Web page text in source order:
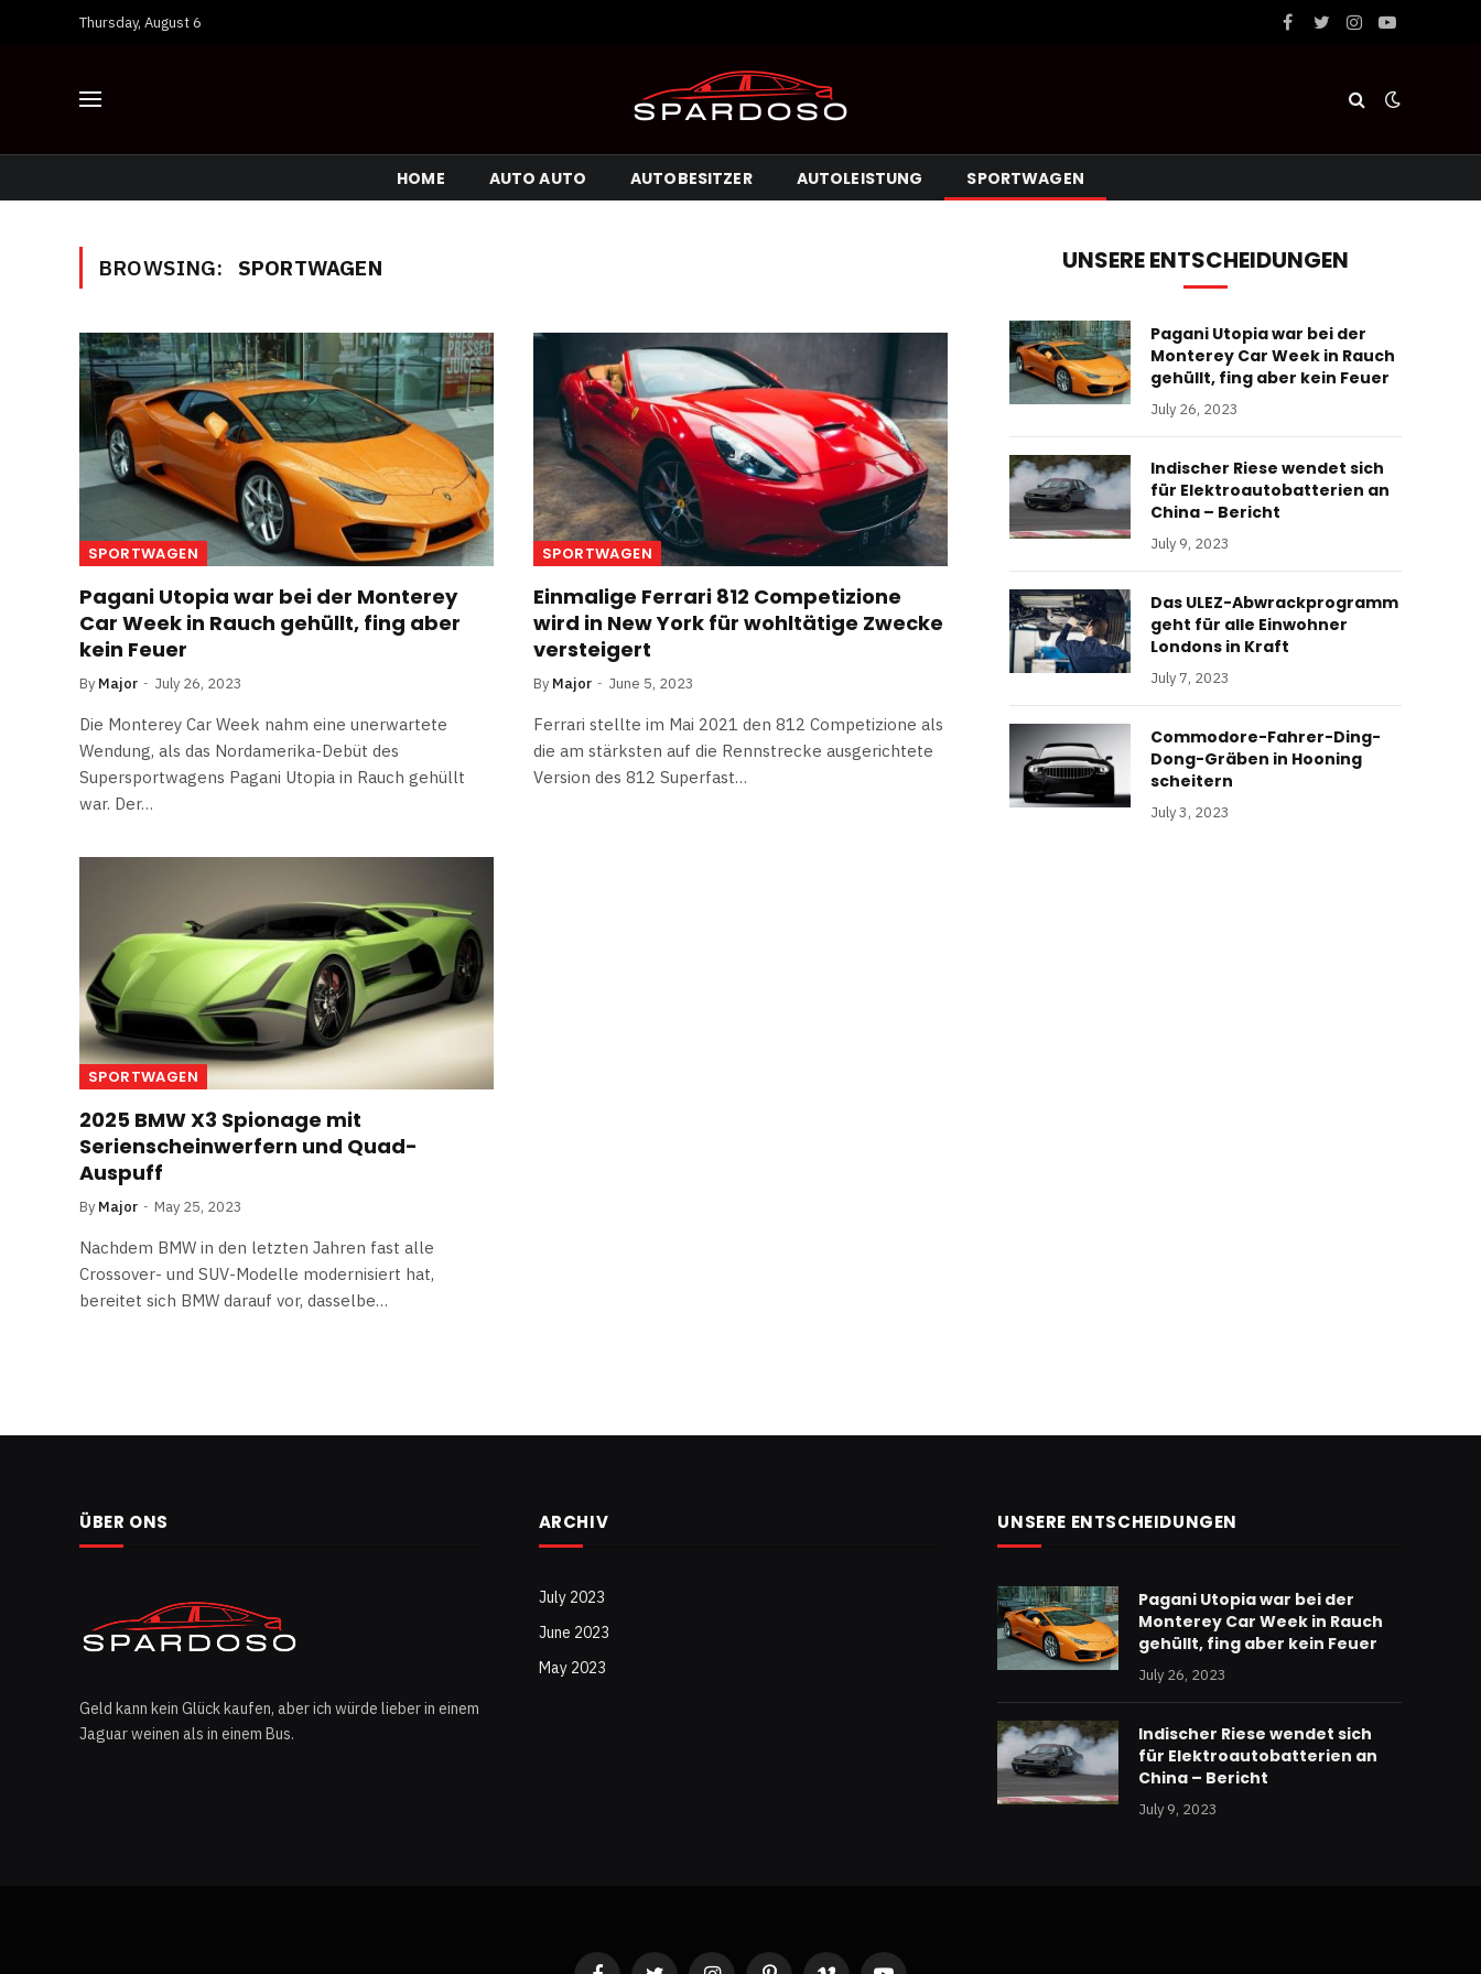
Thursday, August 6 Facebook
TwitterInstagram
YouTube
HOME AUTO AUTO AUTOBESITZER AUTOLEISTUNG SPORTWAGEN
BROWSING: SPORTWAGEN
SPORTWAGEN
Pagani Utopia war bei der Monterey
Car Week in Rauch gehüllt, fing aber
kein Feuer
By Major July 26, 2023
Die Monterey Car Week nahm eine unerwartete
Wendung, als das Nordamerika-Debüt des
Supersportwagens Pagani Utopia in Rauch gehüllt
war. Der…
SPORTWAGEN
Einmalige Ferrari 812 Competizione
wird in New York für wohltätige Zwecke
versteigert
By Major June 5, 2023
Ferrari stellte im Mai 2021 den 812 Competizione als
die am stärksten auf die Rennstrecke ausgerichtete
Version des 812 Superfast…
SPORTWAGEN
2025 BMW X3 Spionage mit
Serienscheinwerfern und Quad-
Auspuff
By Major May 25, 2023
Nachdem BMW in den letzten Jahren fast alle
Crossover- und SUV-Modelle modernisiert hat,
bereitet sich BMW darauf vor, dasselbe…
UNSERE ENTSCHEIDUNGEN
Pagani Utopia war bei der
Monterey Car Week in Rauch
gehüllt, fing aber kein Feuer
July 26, 2023
Indischer Riese wendet sich
für Elektroautobatterien an
China – Bericht
July 9, 2023
Das ULEZ-Abwrackprogramm
geht für alle Einwohner
Londons in Kraft
July 7, 2023
Commodore-Fahrer-Ding-
Dong-Gräben in Hooning
scheitern
July 3, 2023
ÜBER ONS
Geld kann kein Glück kaufen, aber ich würde lieber in einem
Jaguar weinen als in einem Bus.
ARCHIV
July 2023
June 2023
May 2023
UNSERE ENTSCHEIDUNGEN
Pagani Utopia war bei der
Monterey Car Week in Rauch
gehüllt, fing aber kein Feuer
July 26, 2023
Indischer Riese wendet sich
für Elektroautobatterien an
China – Bericht
July 9, 2023